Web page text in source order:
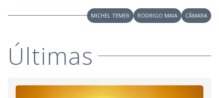
MICHEL TEMER RODRIGO MAIA CÂMARA
Últimas